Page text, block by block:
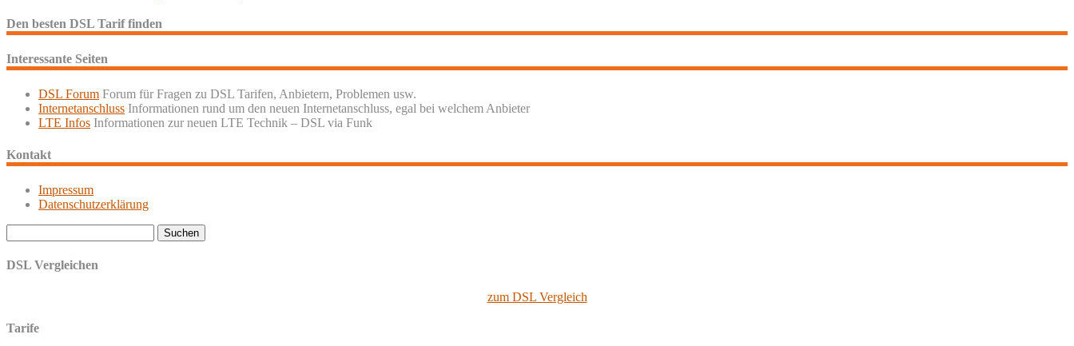
Den besten DSL Tarif finden
Interessante Seiten
DSL Forum Forum für Fragen zu DSL Tarifen, Anbietern, Problemen usw.
Internetanschluss Informationen rund um den neuen Internetanschluss, egal bei welchem Anbieter
LTE Infos Informationen zur neuen LTE Technik – DSL via Funk
Kontakt
Impressum
Datenschutzerklärung
nach:
DSL Vergleichen
zum DSL Vergleich
Tarife